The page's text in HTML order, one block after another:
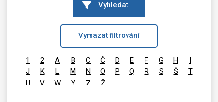
Vyhledat
Vymazat filtrování
1 2 A B C Č D E F G H
I
J
K L M N O P Q R S Š
T
U
V W Y Z Ž